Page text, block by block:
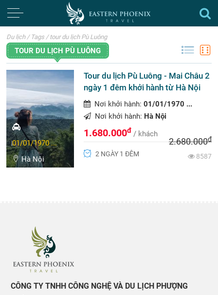
Du lịch / Tags / tour du lịch Pù Luông
TOUR DU LỊCH PÙ LUÔNG
01/01/1970 ...
Hà Nội
Tour du lịch Pù Luông - Mai Châu 2
ngày 1 đêm khởi hành từ Hà Nội
Nơi khởi hành:01/01/1970 ...
Nơi khởi hành: Hà Nội
1.680.000đ / khách
2.680.000đ
2 NGÀY 1 ĐÊM
8587
CÔNG TY TNHH CÔNG NGHỆ VÀ DU LỊCH PHƯỢNG